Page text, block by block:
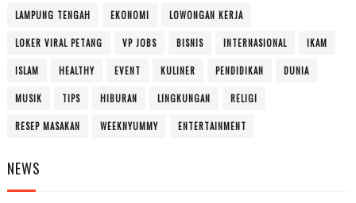
LAMPUNG TENGAH EKONOMI LOWONGAN KERJA
LOKER VIRAL PETANG VP JOBS BISNIS INTERNASIONAL IKAM
ISLAM HEALTHY EVENT KULINER PENDIDIKAN DUNIA
MUSIK TIPS HIBURAN LINGKUNGAN RELIGI
RESEP MASAKAN WEEKNYUMMY ENTERTAINMENT
NEWS